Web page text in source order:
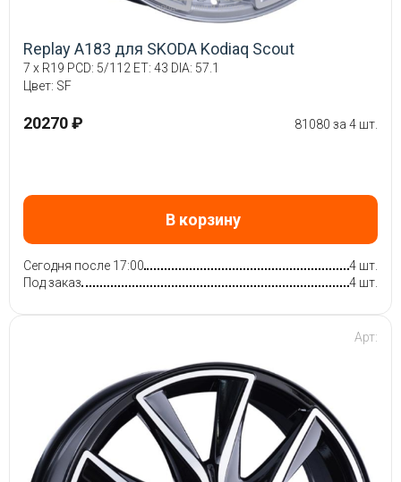
Replay A183 для SKODA Kodiaq Scout
7 x R19 PCD: 5/112 ET: 43 DIA: 57.1
Цвет: SF
20270 ₽ 81080 за 4 шт.
В корзину
Сегодня после 17:00
4 шт.
Под заказ
4 шт.
Арт: